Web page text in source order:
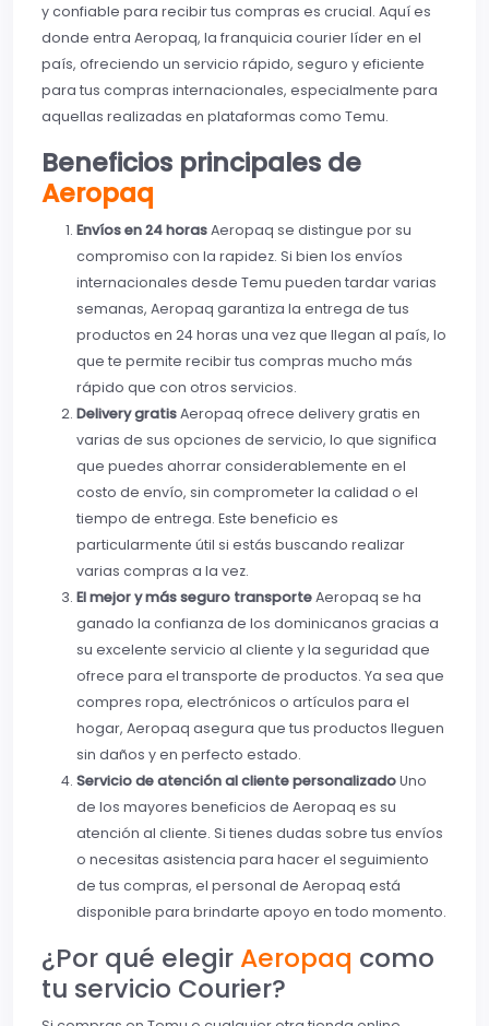
y confiable para recibir tus compras es crucial. Aquí es
donde entra Aeropaq, la franquicia courier líder en el
país, ofreciendo un servicio rápido, seguro y eficiente
para tus compras internacionales, especialmente para
aquellas realizadas en plataformas como Temu.
Beneficios principales de
Aeropaq
Envíos en 24 horasAeropaq se distingue por su
compromiso con la rapidez. Si bien los envíos
internacionales desde Temu pueden tardar varias
semanas, Aeropaq garantiza la entrega de tus
productos en 24 horas una vez que llegan al país, lo
que te permite recibir tus compras mucho más
rápido que con otros servicios.
Delivery gratisAeropaq ofrece delivery gratis en
varias de sus opciones de servicio, lo que significa
que puedes ahorrar considerablemente en el
costo de envío, sin comprometer la calidad o el
tiempo de entrega. Este beneficio es
particularmente útil si estás buscando realizar
varias compras a la vez.
El mejor y más seguro transporteAeropaq se ha
ganado la confianza de los dominicanos gracias a
su excelente servicio al cliente y la seguridad que
ofrece para el transporte de productos. Ya sea que
compres ropa, electrónicos o artículos para el
hogar, Aeropaq asegura que tus productos lleguen
sin daños y en perfecto estado.
Servicio de atención al cliente personalizadoUno
de los mayores beneficios de Aeropaq es su
atención al cliente. Si tienes dudas sobre tus envíos
o necesitas asistencia para hacer el seguimiento
de tus compras, el personal de Aeropaq está
disponible para brindarte apoyo en todo momento.
¿Por qué elegir Aeropaq como
tu servicio Courier?